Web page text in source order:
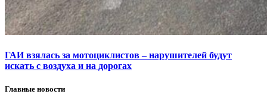
ГАИ взялась за мотоциклистов – нарушителей будут
искать с воздуха и на дорогах
Главные новости